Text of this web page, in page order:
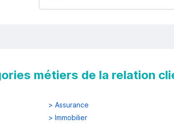
métiers de la relation
> Assurance
> Immobilier